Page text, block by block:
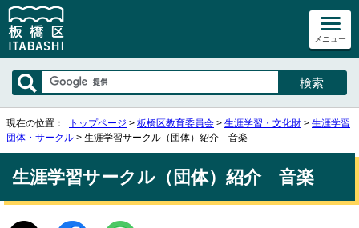
メニュー
現在の位置： トップページ > 板橋区教育委員会 > 生涯学習・文化財 > 生涯学習
団体・サークル > 生涯学習サークル（団体）紹介 音楽
生涯学習サークル（団体）紹介 音楽